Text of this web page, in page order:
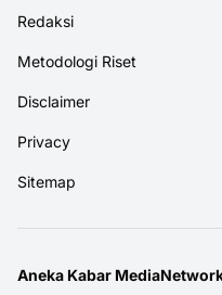
Redaksi
Metodologi Riset
Disclaimer
Privacy
Sitemap
Aneka Kabar